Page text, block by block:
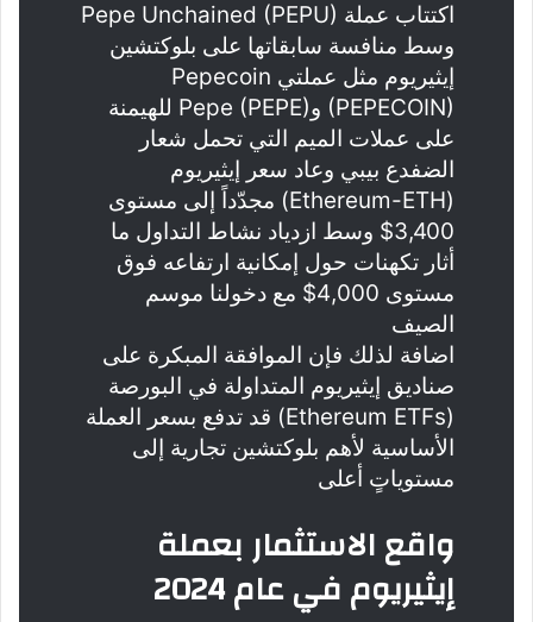
اكتتاب عملة Pepe Unchained (PEPU)
وسط منافسة سابقاتها على بلوكتشين
إيثيريوم مثل عملتي Pepecoin
(PEPECOIN) وPepe (PEPE) للهيمنة
على عملات الميم التي تحمل شعار
الضفدع بيبي وعاد سعر إيثيريوم
(Ethereum-ETH) مجدّداً إلى مستوى
3,400$ وسط ازدياد نشاط التداول ما
أثار تكهنات حول إمكانية ارتفاعه فوق
مستوى 4,000$ مع دخولنا موسم
الصيف
اضافة لذلك فإن الموافقة المبكرة على
صناديق إيثيريوم المتداولة في البورصة
(Ethereum ETFs) قد تدفع بسعر العملة
الأساسية لأهم بلوكتشين تجارية إلى
مستوياتٍ أعلى
واقع الاستثمار بعملة
إيثيريوم في عام 2024